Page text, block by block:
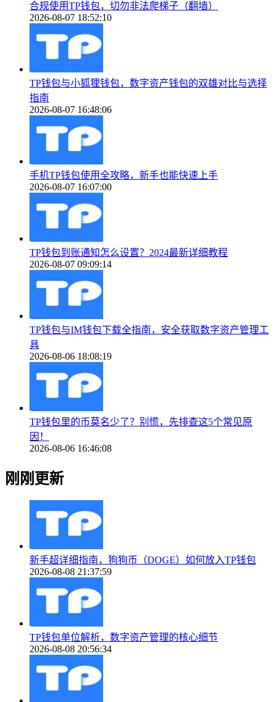
合规使用TP钱包，切勿非法爬梯子（翻墙）
2026-08-07 18:52:10
TP钱包与小狐狸钱包，数字资产钱包的双雄对比与选择
指南
2026-08-07 16:48:06
手机TP钱包使用全攻略，新手也能快速上手
2026-08-07 16:07:00
TP钱包到账通知怎么设置？2024最新详细教程
2026-08-07 09:09:14
TP钱包与IM钱包下载全指南，安全获取数字资产管理工
具
2026-08-06 18:08:19
TP钱包里的币莫名少了？别慌，先排查这5个常见原
因！
2026-08-06 16:46:08
刚刚更新
新手超详细指南，狗狗币（DOGE）如何放入TP钱包
2026-08-08 21:37:59
TP钱包单位解析，数字资产管理的核心细节
2026-08-08 20:56:34